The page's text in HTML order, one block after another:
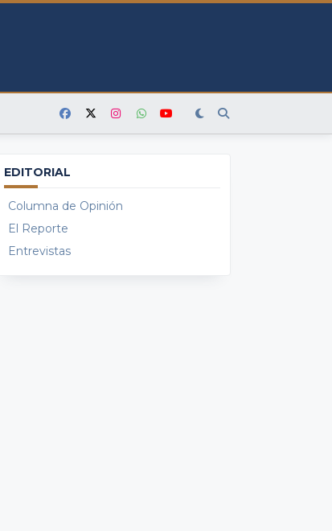
EDITORIAL
Columna de Opinión
El Reporte
Entrevistas